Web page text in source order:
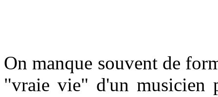
On manque souvent de
"vraie vie" d'un musicien